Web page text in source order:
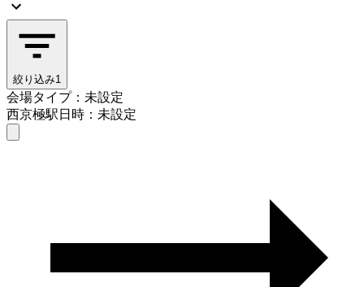
絞り込み1
会場タイプ：未設定
西京極駅日時：未設定